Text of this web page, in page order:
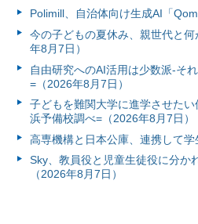
Polimill、自治体向け生成AI「
今の子どもの夏休み、親世代と
年8月7日）
自由研究へのAI活用は少数派-そ
=（2026年8月7日）
子どもを難関大学に進学させた
浜予備校調べ=（2026年8月7日）
高専機構と日本公庫、連携して
Sky、教員役と児童生徒役に分か
（2026年8月7日）